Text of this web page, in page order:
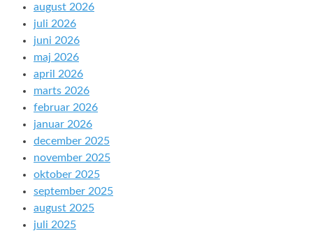
august 2026
juli 2026
juni 2026
maj 2026
april 2026
marts 2026
februar 2026
januar 2026
december 2025
november 2025
oktober 2025
september 2025
august 2025
juli 2025